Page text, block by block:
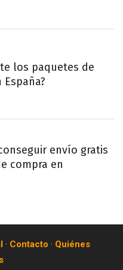
los paquetes de
España?
envío gratis
compra en
· Contacto · Quiénes